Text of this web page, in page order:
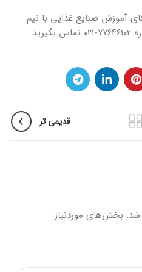
آموزش صنایع غذایی با تیم
قدیمی تر
شد. بخش‌های موردنیاز